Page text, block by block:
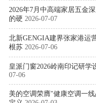
2026年7月中高端家居五金
的硬 2026-07-07
北新GENGIA建界张家港运
根苏 2026-07-06
皇派门窗2026岭南印记研学
07-06
美的空调荣膺"健康空调一